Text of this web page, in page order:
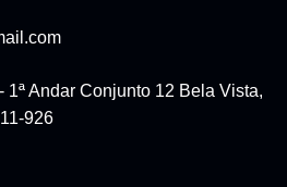
Andar Conjunto 12 Bela Vista,
926